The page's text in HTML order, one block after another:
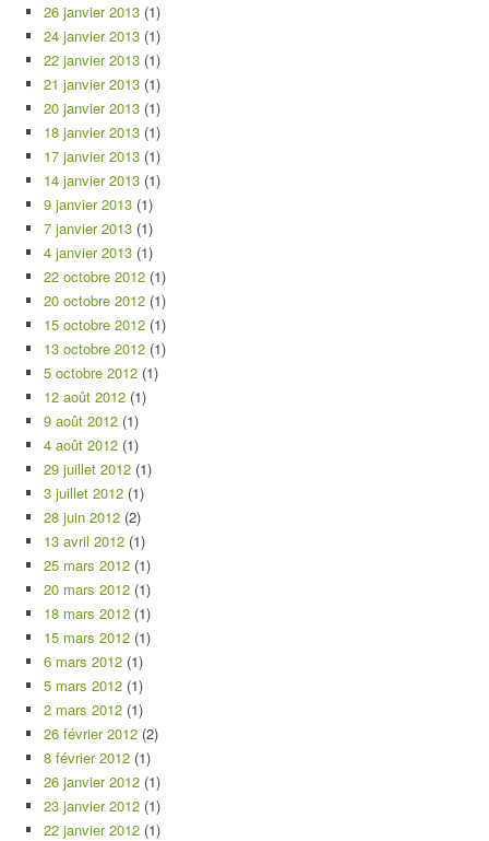
26 janvier 2013 (1)
24 janvier 2013 (1)
22 janvier 2013 (1)
21 janvier 2013 (1)
20 janvier 2013 (1)
18 janvier 2013 (1)
17 janvier 2013 (1)
14 janvier 2013 (1)
9 janvier 2013 (1)
7 janvier 2013 (1)
4 janvier 2013 (1)
22 octobre 2012 (1)
20 octobre 2012 (1)
15 octobre 2012 (1)
13 octobre 2012 (1)
5 octobre 2012 (1)
12 août 2012 (1)
9 août 2012 (1)
4 août 2012 (1)
29 juillet 2012 (1)
3 juillet 2012 (1)
28 juin 2012 (2)
13 avril 2012 (1)
25 mars 2012 (1)
20 mars 2012 (1)
18 mars 2012 (1)
15 mars 2012 (1)
6 mars 2012 (1)
5 mars 2012 (1)
2 mars 2012 (1)
26 février 2012 (2)
8 février 2012 (1)
26 janvier 2012 (1)
23 janvier 2012 (1)
22 janvier 2012 (1)